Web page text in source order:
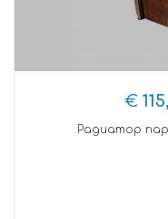
€
Радиатор